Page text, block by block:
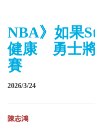
NBA》如果
健康 勇士
賽
2026/3/24
陳志鴻